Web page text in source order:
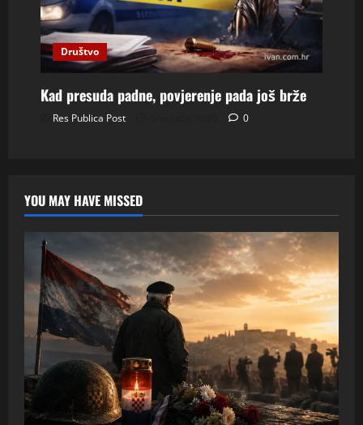
Društvo
Kad presuda padne, povjerenje pada još brže
Res Publica Post 0
YOU MAY HAVE MISSED